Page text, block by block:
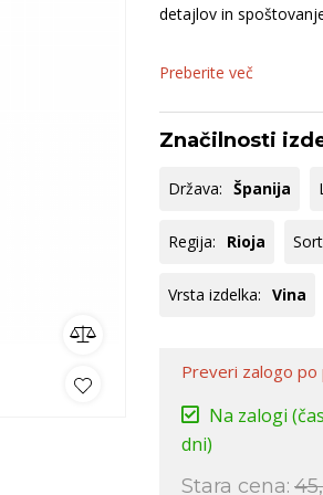
Goriška Brda
Dolenjska
Pivo
detajlov in
Preberite več
Značilnosti
Država: Španija
Regija: Rioja
Vrsta izdelka: Vina
Preveri zalogo po
Na zalogi
dni)
Stara cena: